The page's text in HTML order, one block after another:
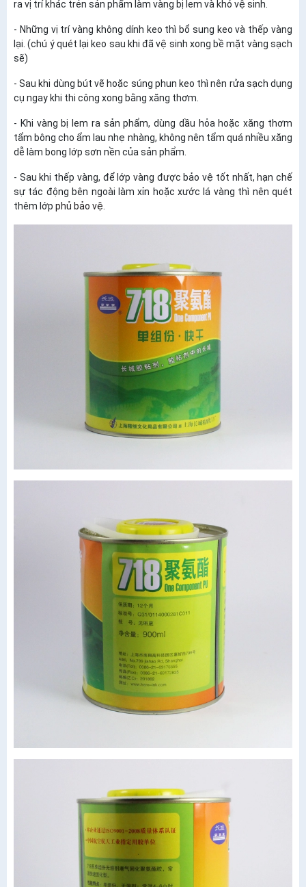
ra vị trí khác trẻn sản phẩm làm vàng bị lem và khó vệ sinh.
- Những vị trí vàng không dính keo thì bổ sung keo và thếp vàng
lại. (chú ý quét lại keo sau khi đã vệ sinh xong bề mặt vàng sạch
sẽ)
- Sau khi dùng bút vẽ hoặc súng phun keo thì nên rửa sạch dụng
cụ ngay khi thi công xong bằng xăng thơm.
- Khi vàng bị lem ra sản phẩm, dùng dầu hỏa hoặc xăng thơm
tẩm bông cho ẩm lau nhẹ nhàng, không nên tẩm quá nhiều xăng
dễ làm bong lớp sơn nền của sản phẩm.
- Sau khi thếp vàng, để lớp vàng được bảo vệ tốt nhất, hạn chế
sự tác động bên ngoài làm xỉn hoặc xước lá vàng thì nên quét
thêm lớp phủ bảo vệ